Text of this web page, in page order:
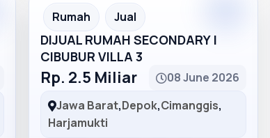
Recommended
Rumah Jual
DIJUAL RUMAH SECONDARY |
CIBUBUR VILLA 3
Rp. 2.5 Miliar
08 June 2026
Jawa Barat,Depok,Cimanggis,
Harjamukti